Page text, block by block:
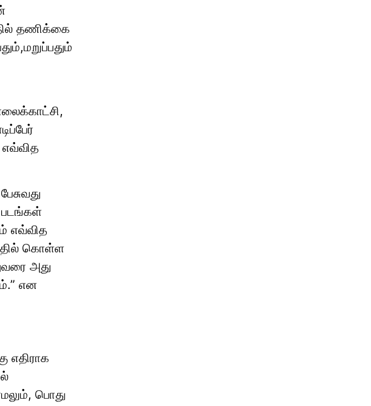
தணிக்கை
படங்கள்
எவ்வித
கொள்ள
அது
என
எதிராக
பொது